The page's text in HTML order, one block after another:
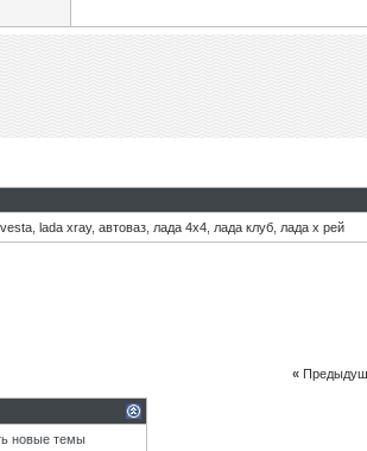
lada xray, автоваз лада 4х4 лада клуб лада х рей
«
новые темы